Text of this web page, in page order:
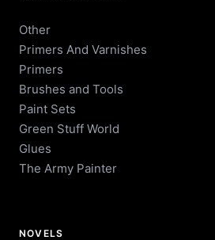
Other
Primers And Varnishes
Primers
Brushes and Tools
Paint Sets
Green Stuff World
Glues
The Army Painter
NOVELS